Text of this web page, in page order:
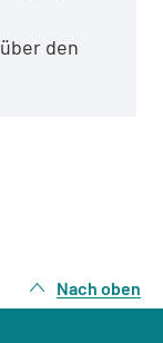
den
Nach oben